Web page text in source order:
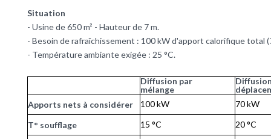
Situation
- Usine de 650 m² - Hauteur de 7 m.
- Besoin de rafraîchissement : 100 kW d'apport calorifique total
- Température ambiante exigée : 25 °C.
Diffusion par
mélange
Apports nets à considérer
100 kW 70 kW
T° soufflage 15 °C 20 °C